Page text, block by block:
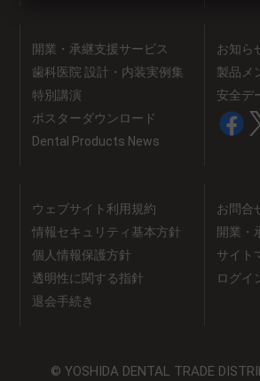
開業・承継支援サービス
歯科医院 設計・内装実例集
特別講演
ポスターダウンロード
Dental Products News
お知ら
製品メ
安全デ
ウェブサイト利用規約
情報セキュリティ基本方針
個人情報保護方針
透明性に関する指針
退会手続き
お問合
開業・
サイト
ログイ
© YOSHIDA DENTAL TRADE